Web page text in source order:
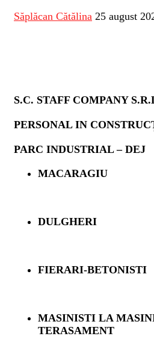
Săplăcan Cătălina 25 august
S.C. STAFF COMPANY
PERSONAL IN
PARC INDUSTRIAL – DEJ
MACARAGIU
DULGHERI
FIERARI-BETONISTI
MASINISTI LA
TERASAMENT